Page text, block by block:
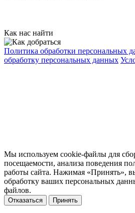
Как нас найти
Политика обработки персональных
обработку персональных данных
Мы используем cookie-файлы для
посещаемости, анализа поведения
работы сайта. Нажимая «Принять»,
обработку ваших персональных
файлов.
Отказаться Принять